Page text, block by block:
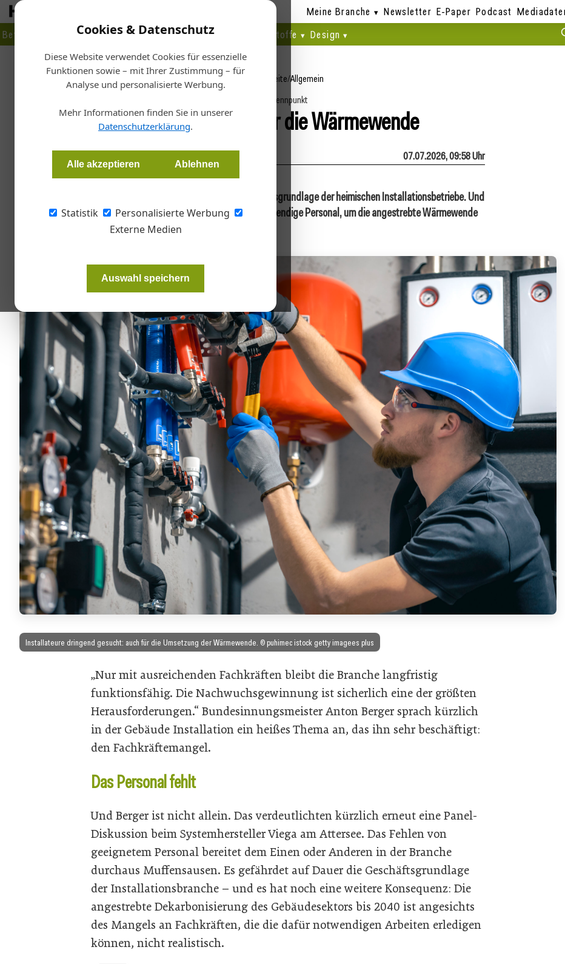
Cookies & Datenschutz
Diese Website verwendet Cookies für essenzielle
Funktionen sowie – mit Ihrer Zustimmung – für
Analyse und personalisierte Werbung.
Mehr Informationen finden Sie in unserer
Datenschutzerklärung.
Alle akzeptieren Ablehnen
Statistik
Personalisierte Werbung
Externe Medien
Auswahl speichern
Meine Branche Newsletter E-Paper Podcast
Betrieb
Planen Bauen Fertigen Bau- + Werkstoffe Design
Startseite/Allgemein
Brennpunkt
Keine Hände für die Wärmewende
07.07.2026, 09:58 Uhr
Der Fachkräftemangel gefährdet die Geschäftsgrundlage der heimischen Installationsbetriebe. Und
er hat noch eine Konsequenz: Es fehlt das notwendige Personal, um die angestrebte Wärmewende
bis 2040 zu schaffen.
Installateure dringend gesucht: auch für die Umsetzung der Wärmewende. © puhimec istock getty imagees plus
„Nur mit ausreichenden Fachkräften bleibt die Branche langfristig
funktionsfähig. Die Nachwuchsgewinnung ist sicherlich eine der größten
Herausforderungen.“ Bundesinnungsmeister Anton Berger sprach kürzlich
in der Gebäude Installation ein heißes Thema an, das ihn sehr beschäftigt:
den Fachkräftemangel.
Das Personal fehlt
Und Berger ist nicht allein. Das verdeutlichten kürzlich erneut eine Panel-
Diskussion beim Systemhersteller Viega am Attersee. Das Fehlen von
geeignetem Personal bereitet dem Einen oder Anderen in der Branche
durchaus Muffensausen. Es gefährdet auf Dauer die Geschäftsgrundlage
der Installationsbranche – und es hat noch eine weitere Konsequenz: Die
angestrebte Dekarbonisierung des Gebäudesektors bis 2040 ist angesichts
des Mangels an Fachkräften, die die dafür notwendigen Arbeiten erledigen
können, nicht realistisch.